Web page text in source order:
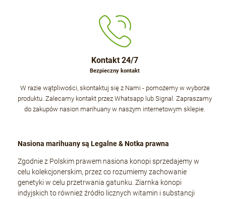
Kontakt 24/7
Bezpieczny kontakt
W razie wątpliwości, skontaktuj się z Nami - pomożemy w wyborze
produktu. Zalecamy kontakt przez Whatsapp lub Signal. Zapraszamy
do zakupów nasion marihuany w naszym internetowym sklepie.
Nasiona marihuany są Legalne & Notka prawna
Zgodnie z Polskim prawem nasiona konopi sprzedajemy w
celu kolekcjonerskim, przez co rozumiemy zachowanie
genetyki w celu przetrwania gatunku. Ziarnka konopi
indyjskich to również źródło licznych witamin i substancji